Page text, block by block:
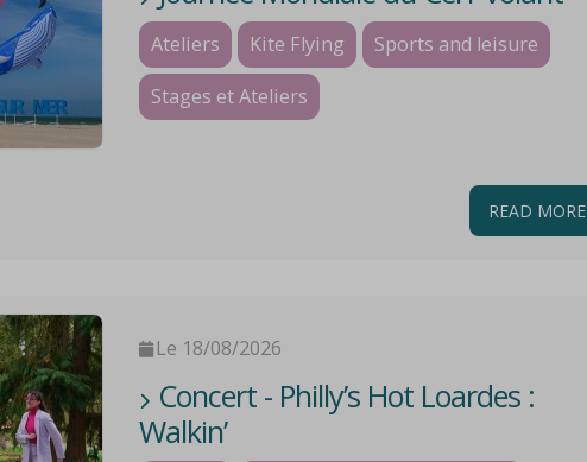
Ateliers Kite Flying
Sports and leisure
Stages et Ateliers
READ MORE
Le 18/08/2026
Concert - Philly’s Hot Loardes :
Walkin’